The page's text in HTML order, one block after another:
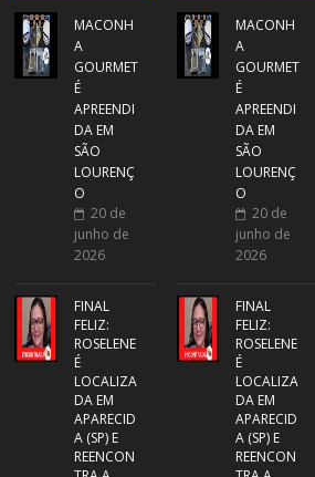
MACONH
A
GOURMET
É
APREENDI
DA EM
SÃO
LOURENÇ
O
20 de
junho de
2026
FINAL
FELIZ:
ROSELENE
É
LOCALIZA
DA EM
APARECID
A (SP) E
REENCON
MACONH
A
GOURMET
É
APREENDI
DA EM
SÃO
LOURENÇ
O
20 de
junho de
2026
FINAL
FELIZ:
ROSELENE
É
LOCALIZA
DA EM
APARECID
A (SP) E
REENCON